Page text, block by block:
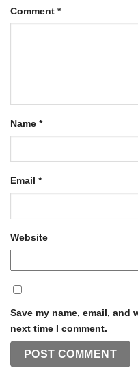
Comment *
Name *
Email *
Website
Save my name, email,
next time I comment.